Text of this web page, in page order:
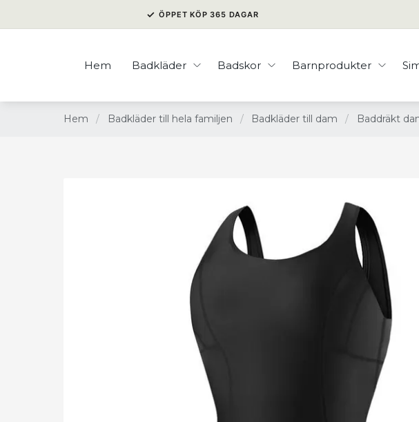
✓ ÖPPET KÖP 365 DAGAR
Hem Badkläder Badskor Barnprodukter
Hem / Badkläder till hela familjen / Badkläder till dam / Baddräkt